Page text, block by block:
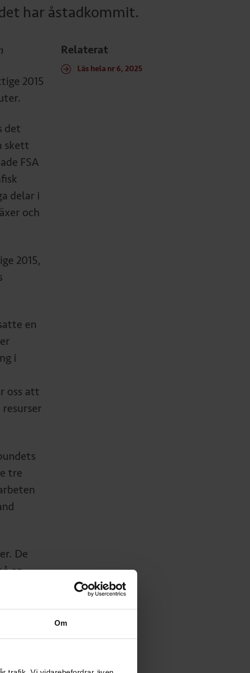
Om
har åstadkommit.
2015
det
skett
FSA
delar i
och
2015,
en
i
oss att
tre
De
en
Relaterat
Läs hela nr 6, 2025